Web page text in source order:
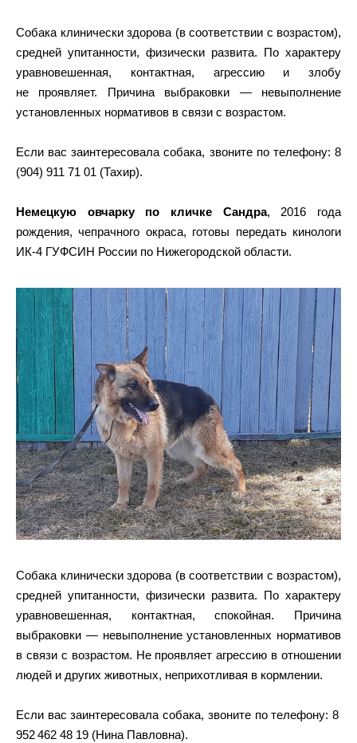
Собака клинически здорова (в соответствии с возрастом),
средней упитанности, физически развита. По характеру
уравновешенная, контактная, агрессию и злобу
не проявляет. Причина выбраковки — невыполнение
установленных нормативов в связи с возрастом.
Если вас заинтересовала собака, звоните по телефону: 8
(904) 911 71 01 (Тахир).
Немецкую овчарку по кличке Сандра, 2016 года
рождения, чепрачного окраса, готовы передать кинологи
ИК-4 ГУФСИН России по Нижегородской области.
Собака клинически здорова (в соответствии с возрастом),
средней упитанности, физически развита. По характеру
уравновешенная, контактная, спокойная. Причина
выбраковки — невыполнение установленных нормативов
в связи с возрастом. Не проявляет агрессию в отношении
людей и других животных, неприхотливая в кормлении.
Если вас заинтересовала собака, звоните по телефону: 8
952 462 48 19 (Нина Павловна).